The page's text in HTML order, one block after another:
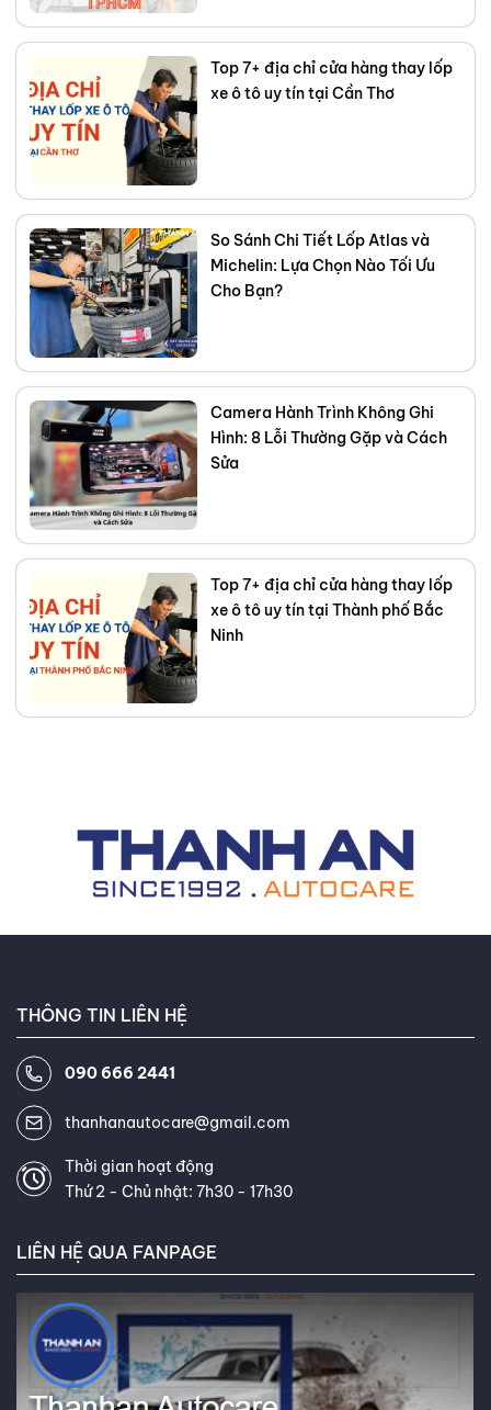
Top 7+ địa chỉ cửa hàng thay lốp
xe ô tô uy tín tại Cần Thơ
So Sánh Chi Tiết Lốp Atlas và
Michelin: Lựa Chọn Nào Tối Ưu
Cho Bạn?
Camera Hành Trình Không Ghi
Hình: 8 Lỗi Thường Gặp và Cách
Sửa
Top 7+ địa chỉ cửa hàng thay lốp
xe ô tô uy tín tại Thành phố Bắc
Ninh
THÔNG TIN LIÊN HỆ
090 666 2441
thanhanautocare@gmail.com
Thời gian hoạt động
Thứ 2 - Chủ nhật: 7h30 - 17h30
LIÊN HỆ QUA FANPAGE